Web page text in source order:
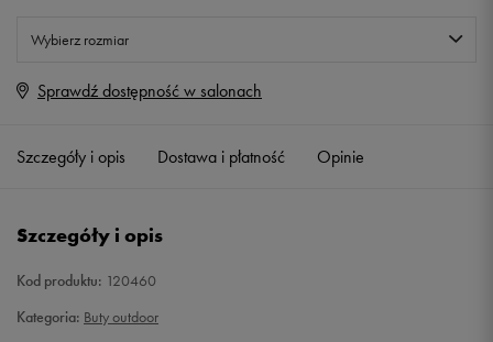
Wybierz rozmiar
Rozmiary EU
38 23,5 cm
Sprawdź dostępność w salonach
Szczegóły i opis Dostawa i płatność Opinie
Szczegóły i opis
Kod produktu: 120460
Kategoria: Buty outdoor